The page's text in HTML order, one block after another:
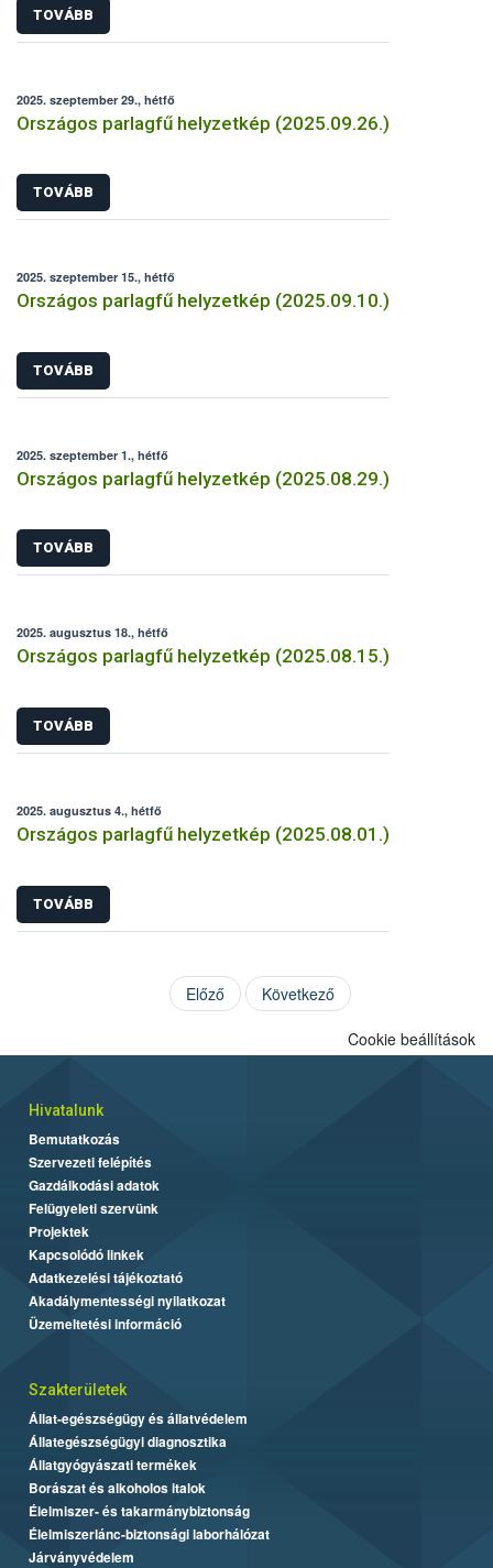
TOVÁBB
2025. szeptember 29., hétfő
Országos parlagfű helyzetkép (2025.09.26.)
TOVÁBB
2025. szeptember 15., hétfő
Országos parlagfű helyzetkép (2025.09.10.)
TOVÁBB
2025. szeptember 1., hétfő
Országos parlagfű helyzetkép (2025.08.29.)
TOVÁBB
2025. augusztus 18., hétfő
Országos parlagfű helyzetkép (2025.08.15.)
TOVÁBB
2025. augusztus 4., hétfő
Országos parlagfű helyzetkép (2025.08.01.)
TOVÁBB
Előző Következő
Cookie beállítások
Hivatalunk
Bemutatkozás
Szervezeti felépítés
Gazdálkodási adatok
Felügyeleti szervünk
Projektek
Kapcsolódó linkek
Adatkezelési tájékoztató
Akadálymentességi nyilatkozat
Üzemeltetési információ
Szakterületek
Állat-egészségügy és állatvédelem
Állategészségügyi diagnosztika
Állatgyógyászati termékek
Borászat és alkoholos italok
Élelmiszer- és takarmánybiztonság
Élelmiszerlánc-biztonsági laborhálózat
Járványvédelem